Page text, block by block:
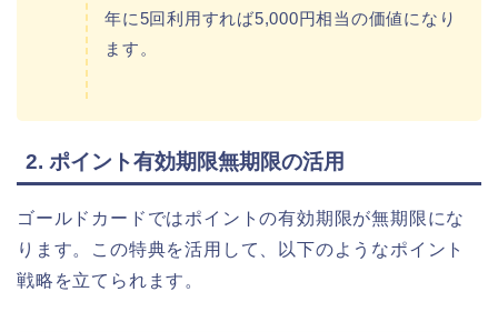
年に5回利用すれば5,000円相当の価値になり
ます。
2. ポイント有効期限無期限の活用
ゴールドカードではポイントの有効期限が無期限にな
ります。この特典を活用して、以下のようなポイント
戦略を立てられます。